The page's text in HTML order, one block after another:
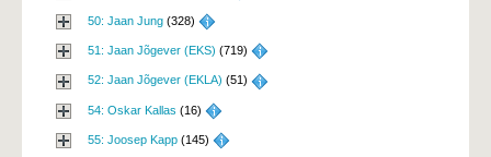
50: Jaan Jung (328)
51: Jaan Jõgever (EKS) (719)
52: Jaan Jõgever (EKLA) (51)
54: Oskar Kallas (16)
55: Joosep Kapp (145)